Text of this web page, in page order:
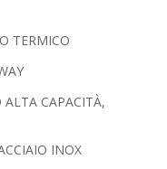
TERMICO
CAPACITÀ,
INOX